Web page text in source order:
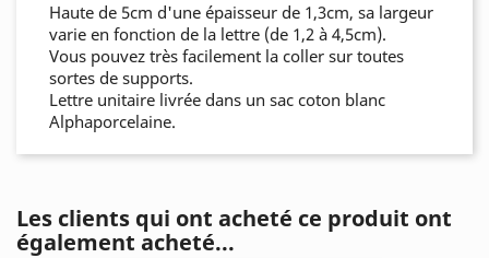
Haute de 5cm d'une épaisseur de 1,3cm, sa largeur
varie en fonction de la lettre (de 1,2 à 4,5cm).
Vous pouvez très facilement la coller sur toutes
sortes de supports.
Lettre unitaire livrée dans un sac coton blanc
Alphaporcelaine.
Les clients qui ont acheté ce produit ont
également acheté...